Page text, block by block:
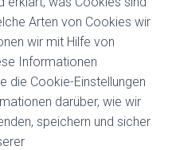
Arten von Cookies wir
wir mit Hilfe von
Informationen
die Cookie-Einstellungen
darüber, wie wir
speichern und sicher